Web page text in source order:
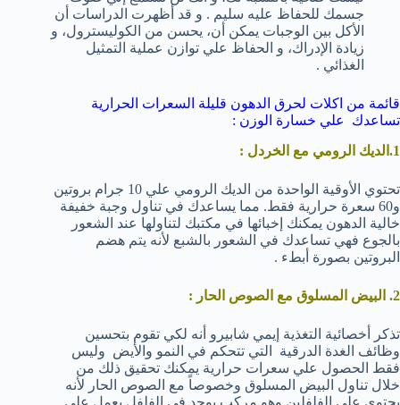
جسمك للحفاظ عليه سليم . و قد أظهرت الدراسات أن
الأكل بين الوجبات يمكن أن، يحسن من الكوليسترول، و
زيادة الإدراك، و الحفاظ علي توازن عملية التمثيل
الغذائي .
قائمة من اكلات لحرق الدهون قليلة السعرات الحرارية
تساعدك علي خسارة الوزن :
1.الديك الرومي مع الخردل :
تحتوي الأوقية الواحدة من الديك الرومي علي 10 جرام بروتين
و60 سعرة حرارية فقط. مما يساعدك في تناول وجبة خفيفة
خالية الدهون يمكنك إخبائها في مكتبك لتناولها عند الشعور
بالجوع فهي تساعدك في الشعور بالشبع لأنه يتم هضم
البروتين بصورة أبطء .
2. البيض المسلوق مع الصوص الحار :
تذكر أخصائية التغذية إيمي شابيرو أنه لكي تقوم بتحسين
وظائف الغدة الدرقية التي تتحكم في النمو والأيض وليس
فقط الحصول علي سعرات حرارية يمكنك تحقيق ذلك من
خلال تناول البيض المسلوق وخصوصاً مع الصوص الحار لأنه
يحتوي علي الفلفلين وهو مركب يوجد في الفلفل يعمل علي